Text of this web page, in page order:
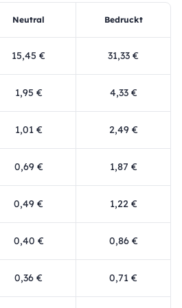
Neutral Bedruckt
15,45 € 31,33 €
1,95 € 4,33 €
1,01 € 2,49 €
0,69 € 1,87 €
0,49 € 1,22 €
0,40 € 0,86 €
0,36 € 0,71 €